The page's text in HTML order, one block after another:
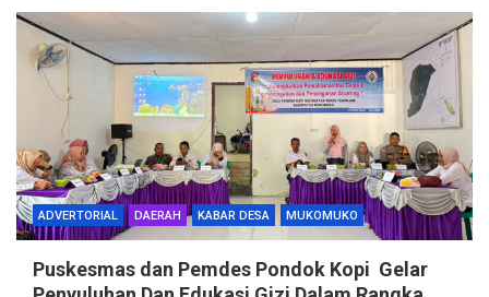
ADVERTORIAL DAERAH KABAR DESA MUKOMUKO
Puskesmas dan Pemdes Pondok Kopi Gelar